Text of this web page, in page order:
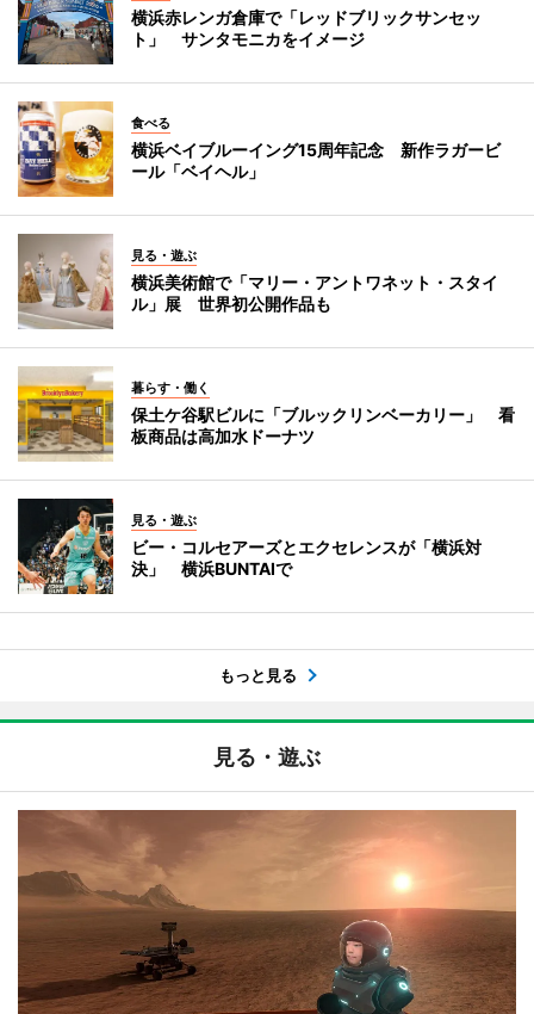
横浜赤レンガ倉庫で「レッドブリックサンセッ
ト」 サンタモニカをイメージ
食べる
横浜ベイブルーイング15周年記念 新作ラガービ
ール「ベイヘル」
見る・遊ぶ
横浜美術館で「マリー・アントワネット・スタイ
ル」展 世界初公開作品も
暮らす・働く
保土ケ谷駅ビルに「ブルックリンベーカリー」 看
板商品は高加水ドーナツ
見る・遊ぶ
ビー・コルセアーズとエクセレンスが「横浜対
決」 横浜BUNTAIで
もっと見る
見る・遊ぶ